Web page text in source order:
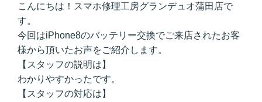
こんにちは！スマホ修理工房グランデュオ蒲田店で
す。
今回はiPhone8のバッテリー交換でご来店されたお客
様から頂いたお声をご紹介します。
【スタッフの説明は】
わかりやすかったです。
【スタッフの対応は】